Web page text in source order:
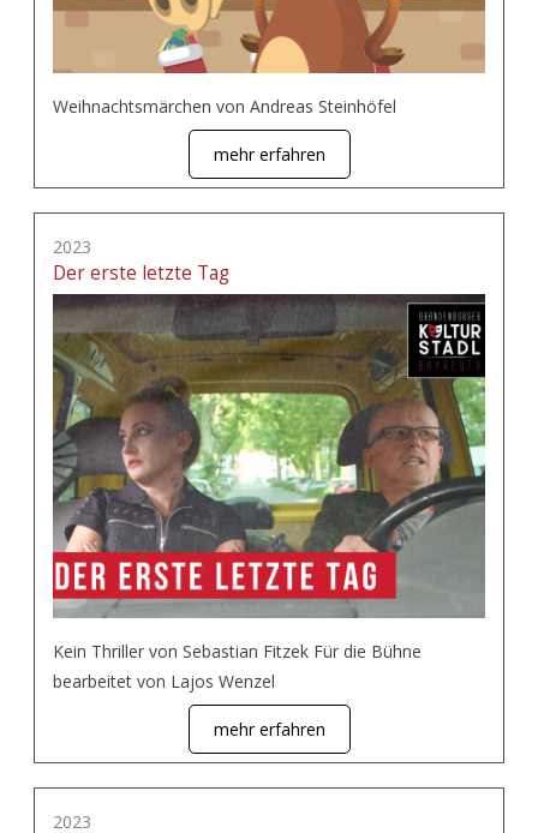
Weihnachtsmärchen von Andreas Steinhöfel
mehr erfahren
2023
Der erste letzte Tag
Kein Thriller von Sebastian Fitzek Für die Bühne
bearbeitet von Lajos Wenzel
mehr erfahren
2023